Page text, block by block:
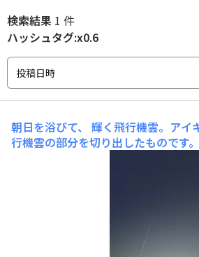
検索結果 1 件
ハッシュタグ:x0.6
投稿日時
朝日を浴びて、 輝く飛行機雲。アイ
行機雲の部分を切り出したものです